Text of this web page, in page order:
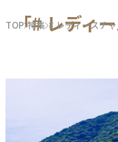
TOP 特集 # レディースチ
「# レディ